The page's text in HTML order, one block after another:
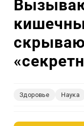
Здоровье Наука